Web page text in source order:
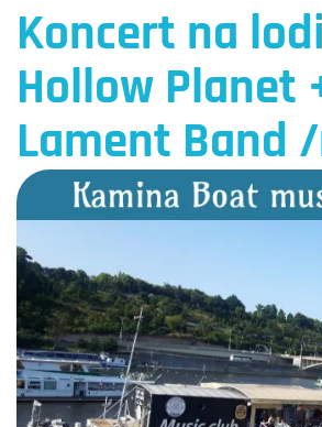
Koncert na
Hollow Planet
Lament Band